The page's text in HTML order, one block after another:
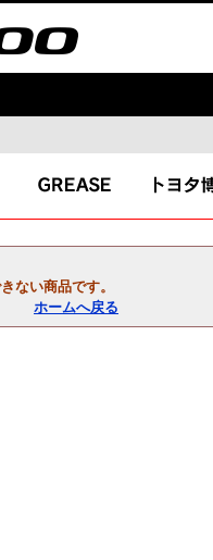
ドライブルート
ない商品です。
ホームへ戻る